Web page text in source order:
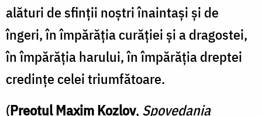
alături de sfinţii noştri înaintaşi şi de
îngeri, în împărăţia curăţiei şi a dragostei,
în împărăţia harului, în împărăţia dreptei
credinţe celei triumfătoare.
(Preotul Maxim Kozlov, Spovedania